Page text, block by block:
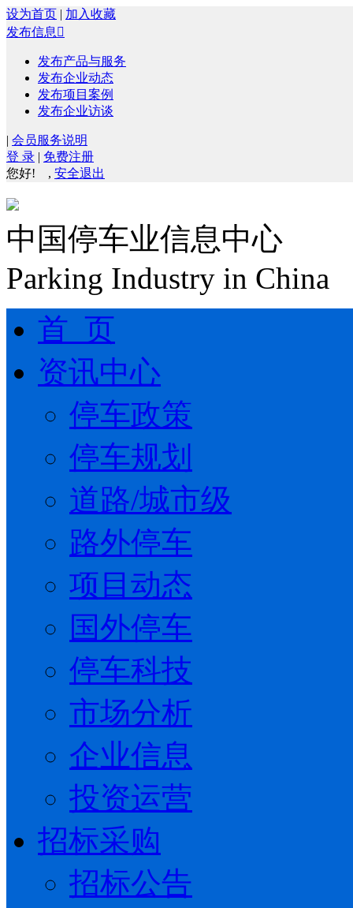
设为首页 | 加入收藏
发布信息 
发布产品与服务
发布企业动态
发布项目案例
发布企业访谈
| 会员服务说明
登 录 | 免费注册
您好!
, 安全退出
中国停车业信息中心
Parking Industry in China
首 页
资讯中心
停车政策
停车规划
道路/城市级
路外停车
项目动态
国外停车
停车科技
市场分析
企业信息
投资运营
招标采购
招标公告